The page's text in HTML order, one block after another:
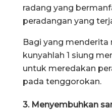
radang yang
peradangan yang
Bagi yang
kunyahlah 1 siung
untuk meredakan
pada tenggorokan.
3. Menyembuhkan